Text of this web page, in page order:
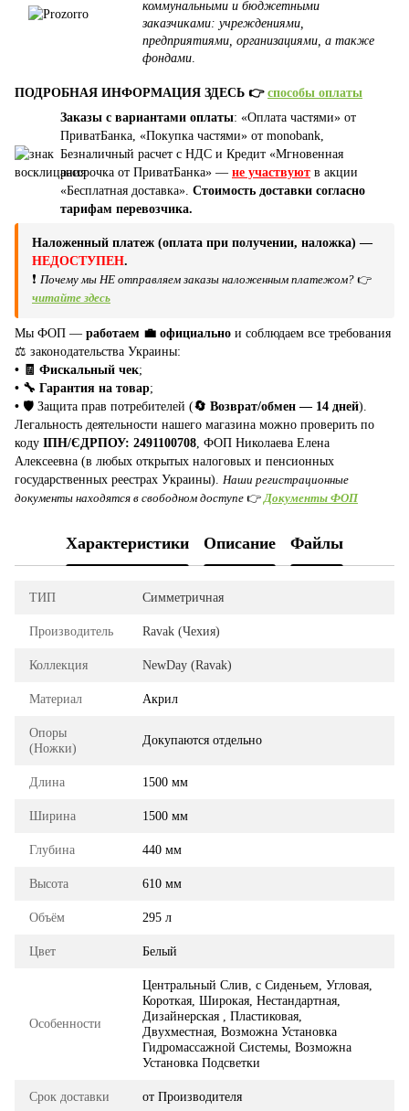
коммунальными и бюджетными
заказчиками: учреждениями,
предприятиями, организациями, а также
фондами
ПОДРОБНАЯ ИНФОРМАЦИЯ ЗДЕСЬ 👉 способы оплаты
Заказы с вариантами оплаты: «Оплата частями» от
ПриватБанка, «Покупка частями» от monobank,
Безналичный расчет с НДС и Кредит «Мгновенная
рассрочка от ПриватБанка» — не участвуют в акции
«Бесплатная доставка». Стоимость доставки согласно
тарифам перевозчика.
Наложенный платеж (оплата при получении, наложка) —
НЕДОСТУПЕН.
❗ Почему мы НЕ отправляем заказы наложенным платежом? 👉
читайте здесь
Мы ФОП — работаем 💼 официально и соблюдаем все требования
⚖️ законодательства Украины:
• 🧾 Фискальный чек;
• 🔧 Гарантия на товар;
• 🛡️ Защита прав потребителей (🔄 Возврат/обмен — 14 дней).
Легальность деятельности нашего магазина можно проверить по
коду ІПН/ЄДРПОУ: 2491100708 , ФОП Николаева Елена
Алексеевна (в любых открытых налоговых и пенсионных
государственных реестрах Украины). Наши регистрационные
документы находятся в свободном доступе 👉 Документы ФОП
Характеристики Описание Файлы
ТИП Симметричная
Производитель Ravak (Чехия)
Коллекция NewDay (Ravak)
Материал Акрил
Опоры
(Ножки)
Докупаются отдельно
Длина 1500 мм
Ширина 1500 мм
Глубина 440 мм
Высота 610 мм
Объём 295 л
Цвет Белый
Особенности
Центральный Слив, с Сиденьем, Угловая,
Короткая, Широкая, Нестандартная,
Дизайнерская , Пластиковая,
Двухместная, Возможна Установка
Гидромассажной Системы, Возможна
Установка Подсветки
Срок доставки от Производителя